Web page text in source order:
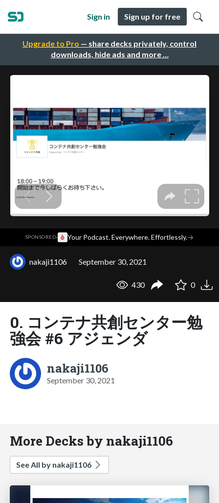
Upgrade to Pro — share decks privately, control
downloads, hide ads and more …
Sign in Sign up for free
SPONSORED· Your Podcast. Everywhere. Effortlessly.→
nakaji1106 September 30, 2021
430 0
0. コンテナ共創センター勉
強会 #6 アジェンダ
nakaji1106
September 30, 2021
More Decks by nakaji1106
See All by nakaji1106